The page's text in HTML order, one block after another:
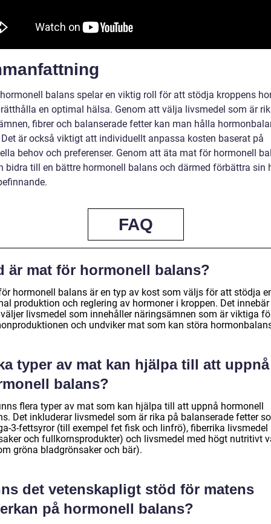
balans spelar en viktig roll för att stödja kroppens
en optimal hälsa. Genom att välja livsmedel som är
fibrer och balanserade fetter kan man hålla
är också viktigt att individuellt anpassa kosten baserat på
behov och preferenser. Genom att äta mat för hormonell
bidra till en bättre hormonell balans och därmed förbättra sin
FAQ
är mat för hormonell balans?
hormonell balans är en typ av kost som väljs för att stödja
produktion och reglering av hormoner i kroppen. Det
livsmedel som innehåller näringsämnen som är viktiga
och undviker mat som kan störa
typer av mat kan hjälpa till att uppnå
balans?
flera typer av mat som kan hjälpa till att uppnå hormonell
Det inkluderar livsmedel som är rika på balanserade fetter
3-fettsyror (till exempel fet fisk och linfrö), fiberrika livsmedel
och fullkornsprodukter) och livsmedel med högt nutritivt
gröna bladgrönsaker och bär).
det vetenskapligt stöd för matens
på hormonell balans?